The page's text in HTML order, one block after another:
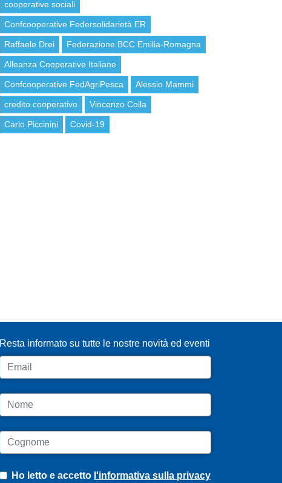
cooperative sociali
Confcooperative Federsolidarietà ER
Raffaele Drei Federazione BCC Emilia-Romagna
Alleanza Cooperative Italiane
Confcooperative FedAgriPesca Alessio Mammi
credito cooperativo Vincenzo Colla
Carlo Piccinini Covid-19
Resta informato su tutte le nostre novità ed eventi
Email
Nome
Cognome
Ho letto e accetto l'informativa sulla privacy